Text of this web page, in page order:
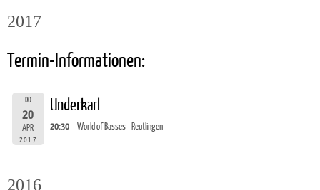
2017
Termin-Informationen:
DO
20
APR
2017
Underkarl
20:30 World of Basses - Reutlingen
2016